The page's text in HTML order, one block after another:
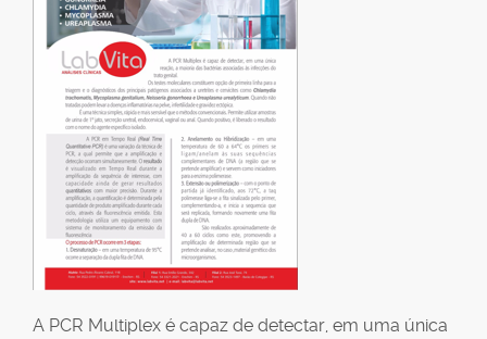
A PCR Multiplex é capaz de detectar, em uma única